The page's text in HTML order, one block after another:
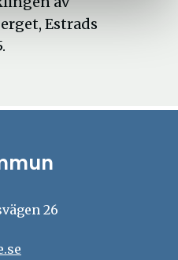
Estrads
26